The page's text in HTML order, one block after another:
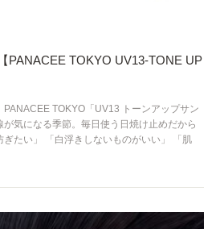
PANACEE TOKYO UV13-TONE UP
TOKYO「UV13 トーンアップサン
気になる季節。毎日使う日焼け止めだから
たい」 「白浮きしないものがいい」 「肌